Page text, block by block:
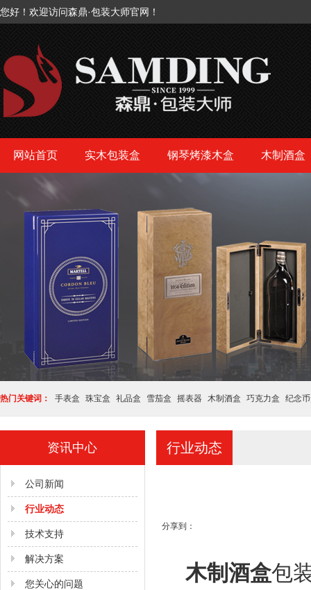
您好！欢迎访问森鼎·包装大师官网！
网站首页 实木包装盒 钢琴烤漆木盒 木制酒盒
热门关键词： 手表盒 珠宝盒 礼品盒 雪茄盒 摇表器 木制酒盒 巧克力盒 纪念
资讯中心
公司新闻
行业动态
技术支持
解决方案
您关心的问题
行业动态
分享到：
木制酒盒包